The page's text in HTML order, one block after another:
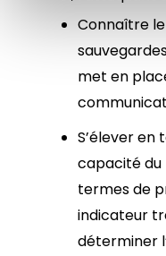
Connaître
met en
S’élever en
capacité du
termes de
indicateur
déterminer